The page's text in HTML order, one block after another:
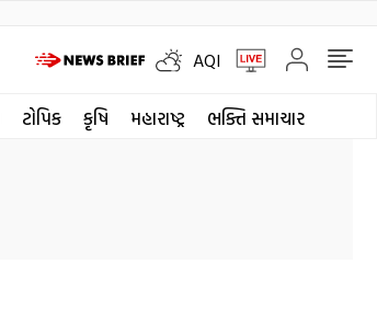
AQI
ટોપિક કૃષિ મહારાષ્ટ્ર ભક્તિ સમાચાર